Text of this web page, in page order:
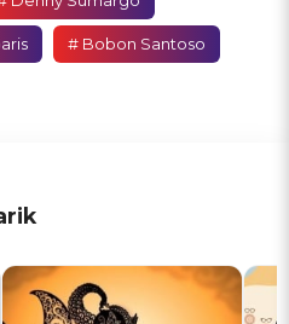
# Bobon Santoso